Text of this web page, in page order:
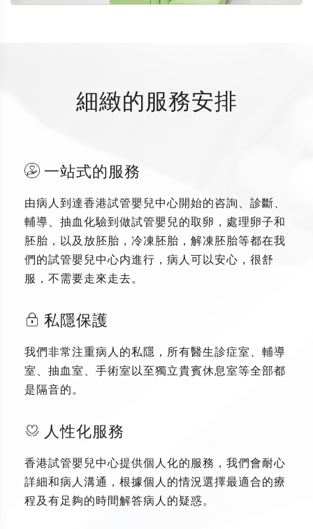
細緻的服務安排
一站式的服務
由病人到達香港試管嬰兒中心開始的咨詢、診斷、
輔導、抽血化驗到做試管嬰兒的取卵，處理卵子和
胚胎，以及放胚胎，冷凍胚胎，解凍胚胎等都在我
們的試管嬰兒中心内進行，病人可以安心，很舒
服，不需要走來走去。
私隱保護
我們非常注重病人的私隱，所有醫生診症室、輔導
室、抽血室、手術室以至獨立貴賓休息室等全部都
是隔音的。
人性化服務
香港試管嬰兒中心提供個人化的服務，我們會耐心
詳細和病人溝通，根據個人的情況選擇最適合的療
程及有足夠的時間解答病人的疑惑。